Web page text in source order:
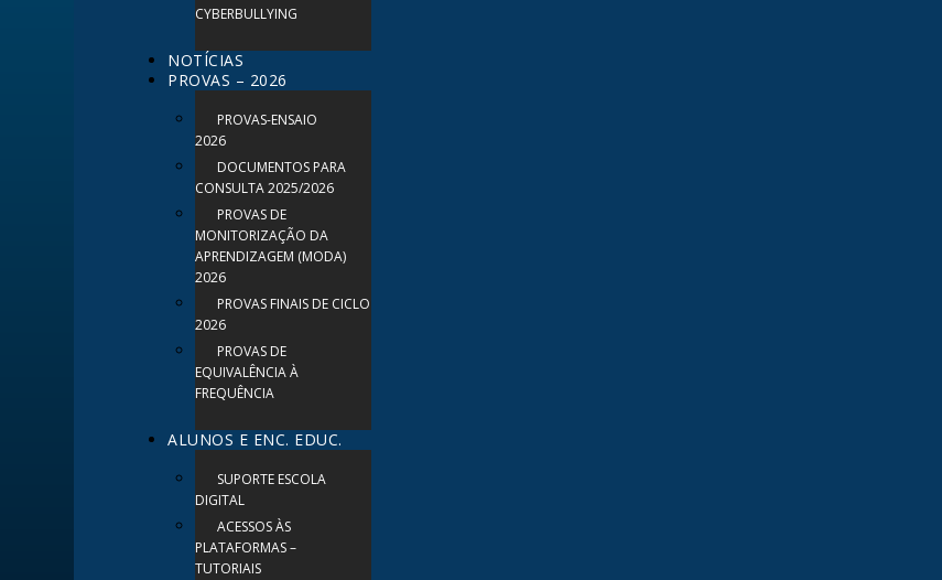
CYBERBULLYING
NOTÍCIAS
PROVAS – 2026
PROVAS-ENSAIO
2026
DOCUMENTOS PARA
CONSULTA 2025/2026
PROVAS DE
MONITORIZAÇÃO DA
APRENDIZAGEM (MODA)
2026
PROVAS FINAIS DE CICLO
2026
PROVAS DE
EQUIVALÊNCIA À
FREQUÊNCIA
ALUNOS E ENC. EDUC.
SUPORTE ESCOLA
DIGITAL
ACESSOS ÀS
PLATAFORMAS –
TUTORIAIS